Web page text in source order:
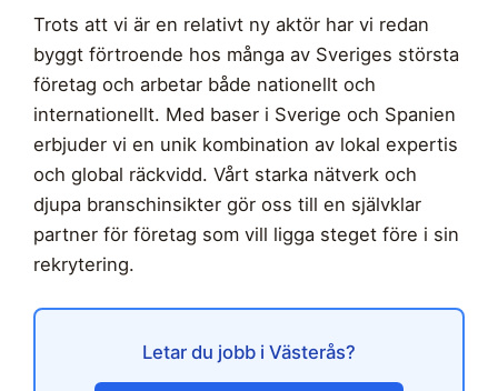
Trots att vi är en relativt ny aktör har vi redan
byggt förtroende hos många av Sveriges största
företag och arbetar både nationellt och
internationellt. Med baser i Sverige och Spanien
erbjuder vi en unik kombination av lokal expertis
och global räckvidd. Vårt starka nätverk och
djupa branschinsikter gör oss till en självklar
partner för företag som vill ligga steget före i sin
rekrytering.
Letar du jobb i Västerås?